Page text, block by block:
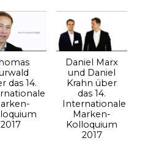
das 14.
2017
Daniel Marx
und Daniel
Krahn über
das 14.
Internationale
Marken-
Kolloquium
2017